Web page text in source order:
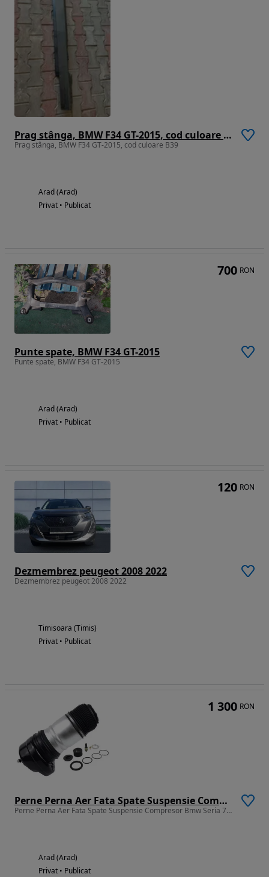
Prag stânga, BMW F34 GT-2015, cod culoare B39
Prag stânga, BMW F34 GT-2015, cod culoare B39
Arad (Arad)
Privat • Publicat
Punte spate, BMW F34 GT-2015
Punte spate, BMW F34 GT-2015
Arad (Arad)
Privat • Publicat
700 RON
Dezmembrez peugeot 2008 2022
Dezmembrez peugeot 2008 2022
Timisoara (Timis)
Privat • Publicat
120 RON
Perne Perna Aer Fata Spate Suspensie Compresor Bmw Seria 7 G11 G12 17-
Perne Perna Aer Fata Spate Suspensie Compresor Bmw Seria 7 G11 G12 17-
Arad (Arad)
Privat • Publicat
1 300 RON